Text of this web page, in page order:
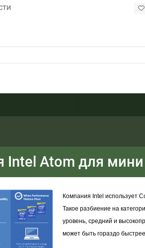
Atom для
Компания Intel использует
Такое разбиение на
уровень, средний и
может быть гораздо быстрее